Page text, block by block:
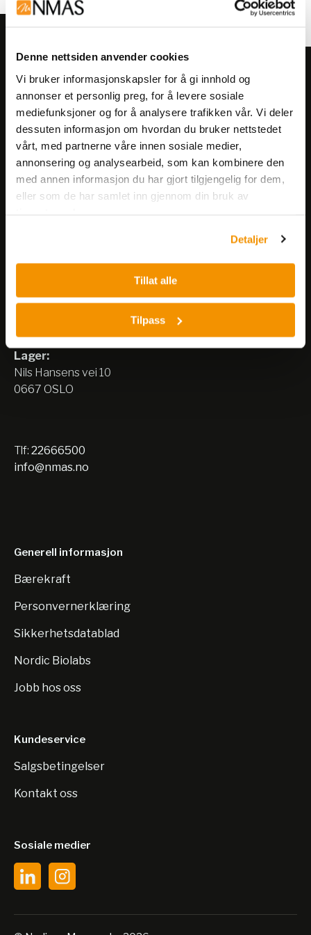
Denne nettsiden anvender cookies
Vi bruker informasjonskapsler for å gi innhold og
annonser et personlig preg, for å levere sosiale
mediefunksjoner og for å analysere trafikken vår. Vi deler
dessuten informasjon om hvordan du bruker nettstedet
vårt, med partnerne våre innen sosiale medier,
annonsering og analysearbeid, som kan kombinere den
med annen informasjon du har gjort tilgjengelig for dem,
eller som de har samlet inn gjennom din bruk av
Detaljer
Tillat alle
Tilpass
Meld deg på vårt nyhetsbrev!
Få informasjon om produkter,
arrangementer og kampanjer.
Meld på nyhetsbrev
Besøksadresse:
0667 OSLO
Lager:
Nils Hansens vei 10
0667 OSLO
Tlf: 22666500
info@nmas.no
Generell informasjon
Bærekraft
Personvernerklæring
Sikkerhetsdatablad
Nordic Biolabs
Jobb hos oss
Kundeservice
Salgsbetingelser
Kontakt oss
Sosiale medier